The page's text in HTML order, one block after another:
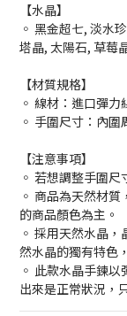
【水晶】
◦ 黑金超七, 淡水
塔晶, 太陽石, 草莓
【材質規格】
◦ 線材：進口彈力
◦ 手圍尺寸：內圍
【注意事項】
◦ 若想調整手圍尺
◦ 商品為天然材質
的商品顏色為主。
◦ 採用天然水晶，
然水晶的獨有特色
◦ 此款水晶手鍊以
出來是正常狀況，